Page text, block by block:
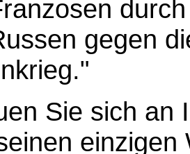
gegen
Sie sich an
einzigen